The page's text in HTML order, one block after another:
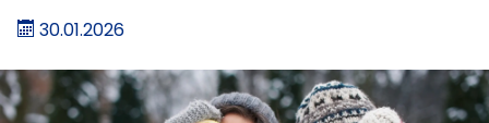
30.01.2026